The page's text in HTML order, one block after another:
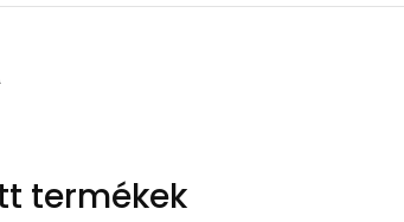
termékek